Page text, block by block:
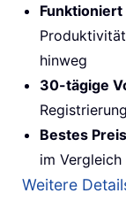
hinweg
30-tägige
Bestes
im
Weitere